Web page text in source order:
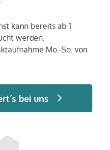
kann bereits ab 1
werden.
Mo.-So. von
bei uns